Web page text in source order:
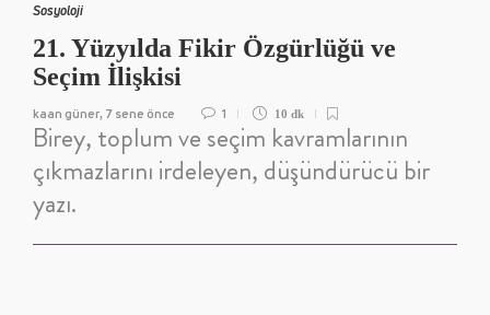
Sosyoloji
21. Yüzyılda Fikir Özgürlüğü ve
Seçim İlişkisi
kaan güner, 7 sene önce 1 10 dk
Birey, toplum ve seçim kavramlarının
çıkmazlarını irdeleyen, düşündürücü bir
yazı.